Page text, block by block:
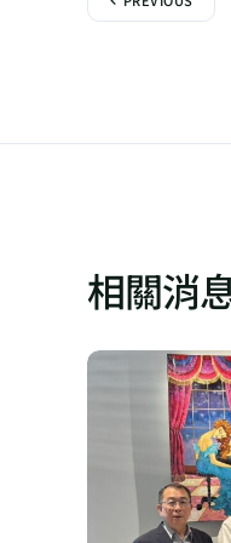
相關消